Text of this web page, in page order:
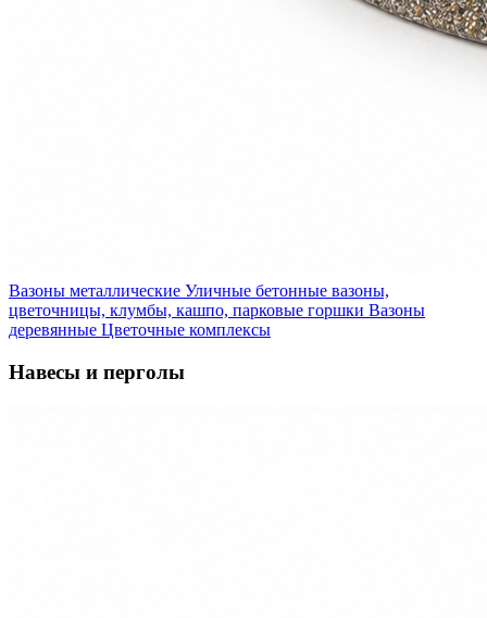
Вазоны металлические Уличные бетонные вазоны,
цветочницы, клумбы, кашпо, парковые горшки Вазоны
деревянные Цветочные комплексы
Навесы и перголы